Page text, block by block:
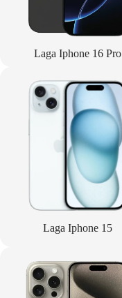
Laga Iphone 16 Pro
Laga Iphone 15